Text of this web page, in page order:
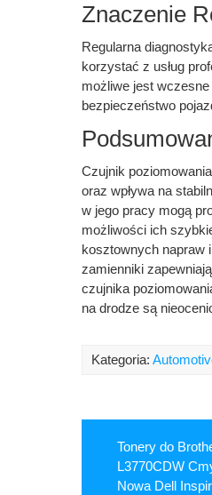
Znaczenie
Regularna
korzystać z usług
możliwe jest
bezpieczeństwo
Czujnik
oraz wpływa na
w jego pracy mogą
możliwości ich
kosztownych napraw
zamienniki
czujnika
na drodze są
Kategoria:
Tonery do
L3770CDW
Nowa Dell